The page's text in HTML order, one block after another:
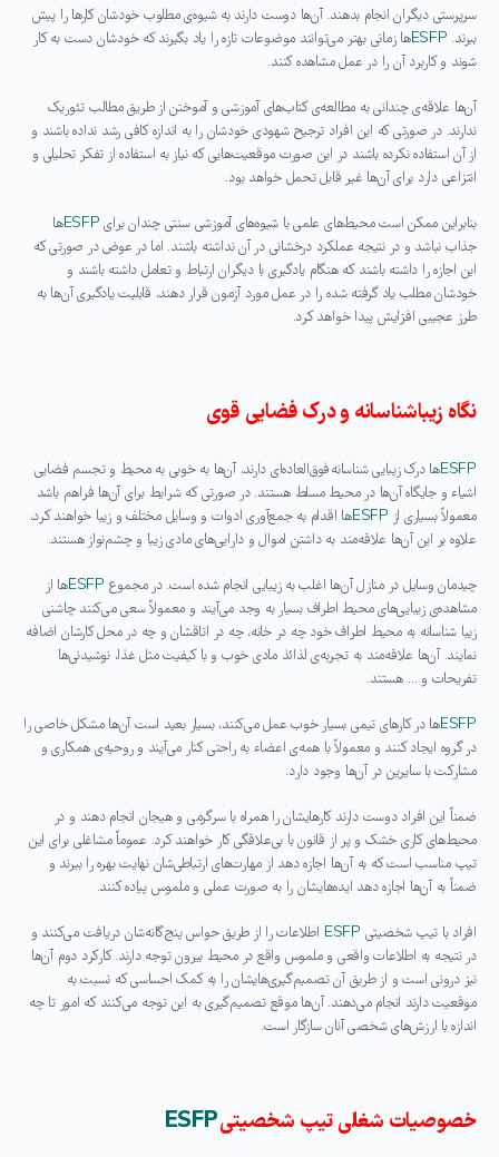
سرپرستی دیگران انجام بدهند. آن‌ها دوست دارند به شیوه‌ی مطلوب خودشان کارها را پیش
ببرند. ESFPها زمانی بهتر می‌توانند موضوعات تازه را یاد بگیرند که خودشان دست به کار
شوند و کاربرد آن را در عمل مشاهده کنند.
آن‌ها علاقه‌ی چندانی به مطالعه‌ی کتاب‌های آموزشی و آموختن از طریق مطالب تئوریک
ندارند. در صورتی که این افراد ترجیح شهودی خودشان را به اندازه کافی رشد نداده باشند و
از آن استفاده نکرده باشند در این صورت موقعیت‌هایی که نیاز به استفاده از تفکر تحلیلی و
انتزاعی دارد برای آن‌ها غیر قابل تحمل خواهد بود.
بنابراین ممکن است محیط‌های علمی با شیوه‌های آموزشی سنتی چندان برای ESFPها
جذاب نباشد و در نتیجه عملکرد درخشانی در آن نداشته باشند. اما در عوض در صورتی که
این اجازه را داشته باشند که هنگام یادگیری با دیگران ارتباط و تعامل داشته باشند و
خودشان مطلب یاد گرفته شده را در عمل مورد آزمون قرار دهند، قابلیت یادگیری آن‌ها به
طرز عجیبی افزایش پیدا خواهد کرد.
نگاه زیباشناسانه و درک فضایی قوی
ESFPها درک زیبایی شناسانه‌ فوق‌العاده‌ای دارند، آن‌ها به خوبی به محیط و تجسم فضایی
اشیاء و جایگاه‌ آن‌ها در محیط مسلط هستند. در صورتی که شرایط برای آن‌ها فراهم باشد
معمولاً بسیاری از ESFPها اقدام به جمع‌آوری ادوات و وسایل مختلف و زیبا خواهند کرد،
علاوه‌ بر این آن‌ها علاقه‌مند به داشتن اموال و دارایی‌های مادی زیبا و چشم‌نواز هستند.
چیدمان وسایل در منازل آن‌ها اغلب به زیبایی انجام شده است. در مجموع ESFPها از
مشاهده‌ی زیبایی‌های محیط اطراف بسیار به وجد می‌آیند و معمولاً سعی می‌کنند چاشنی
زیبا شناسانه به محیط اطراف خود چه در خانه، چه در اتاقشان و چه در محل کارشان اضافه
نمایند. آن‌ها علاقه‌مند به تجربه‌ی لذائذ مادی خوب و با کیفیت مثل غذا، نوشیدنی‌ها
تفریحات و … هستند.
ESFPها در کارهای تیمی بسیار خوب عمل می‌کنند، بسیار بعید است آن‌ها مشکل خاصی را
در گروه ایجاد کنند و معمولاً با همه‌ی اعضاء به راحتی کنار می‌آیند و روحیه‌ی همکاری و
مشارکت با سایرین در آن‌ها وجود دارد.
ضمناً این افراد دوست دارند کارهایشان را همراه با سرگرمی و هیجان انجام دهند و در
محیط‌های کاری خشک و پر از قانون با بی‌علاقگی کار خواهند کرد. عموماً مشاغلی برای این
تیپ مناسب است که به آن‌ها اجازه دهد از مهارت‌های ارتباطی‌شان نهایت بهره را ببرند و
ضمناً به آن‌ها اجازه دهد ایده‌هایشان را به صورت عملی و ملموس پیاده کنند.
افراد با تیپ شخصیتی ESFP اطلاعات را از طریق حواس پنج‌گانه‌شان دریافت می‌کنند و
در نتیجه به اطلاعات واقعی و ملموس واقع در محیط بیرون توجه دارند. کارکرد دوم آن‌ها
نیز درونی است و از طریق آن تصمیم‌گیری‌هایشان را به کمک احساسی که نسبت به
موقعیت دارند انجام می‌دهند. آن‌ها موقع تصمیم‌گیری به این توجه می‌کنند که امور تا چه
اندازه با ارزش‌های شخصی آنان سازگار است.
خصوصیات شغلی تیپ شخصیتیESFP